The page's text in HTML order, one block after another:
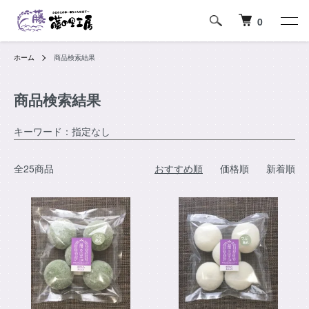
0
ホーム 商品検索結果
商品検索結果
キーワード：指定なし
全25商品 おすすめ順 価格順 新着順